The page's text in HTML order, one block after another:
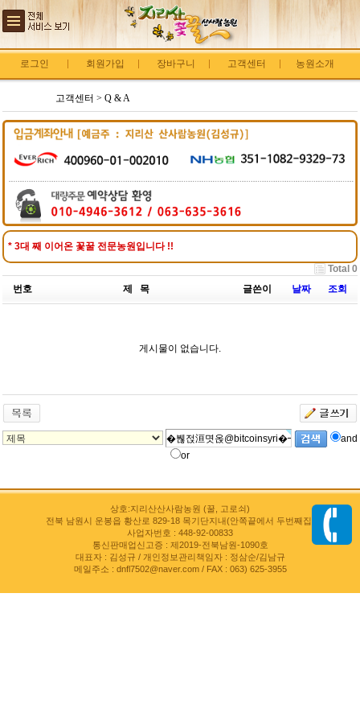
로그인 회원가입 장바구니 고객센터 농원소개
고객센터 > Q & A
* 3대 째 이어온 꽃꿀 전문농원입니다 !!
Total 0
번호
제 목 글쓴이 날짜 조회
게시물이 없습니다.
and
or
상호:지리산산사람농원 (꿀, 고로쇠)
전북 남원시 운봉읍 황산로 829-18 목기단지내(안쪽끝에서 두번째집)
사업자번호 : 448-92-00833
통신판매업신고증 : 제2019-전북남원-1090호
대표자 : 김성규 / 개인정보관리책임자 : 정삼순/김남규
메일주소 : dnfl7502@naver.com / FAX : 063) 625-3955